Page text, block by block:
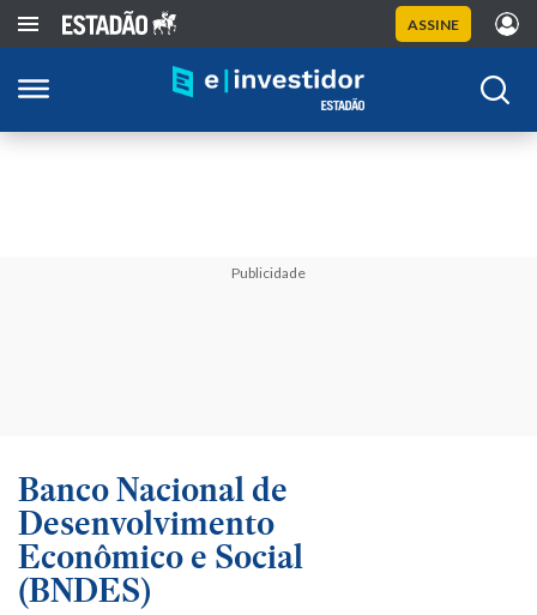
ASSINE
Publicidade
Banco Nacional de
Desenvolvimento
Econômico e Social
(BNDES)